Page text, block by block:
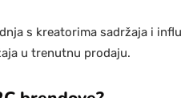
s kreatorima sadržaja i
u trenutnu prodaju.